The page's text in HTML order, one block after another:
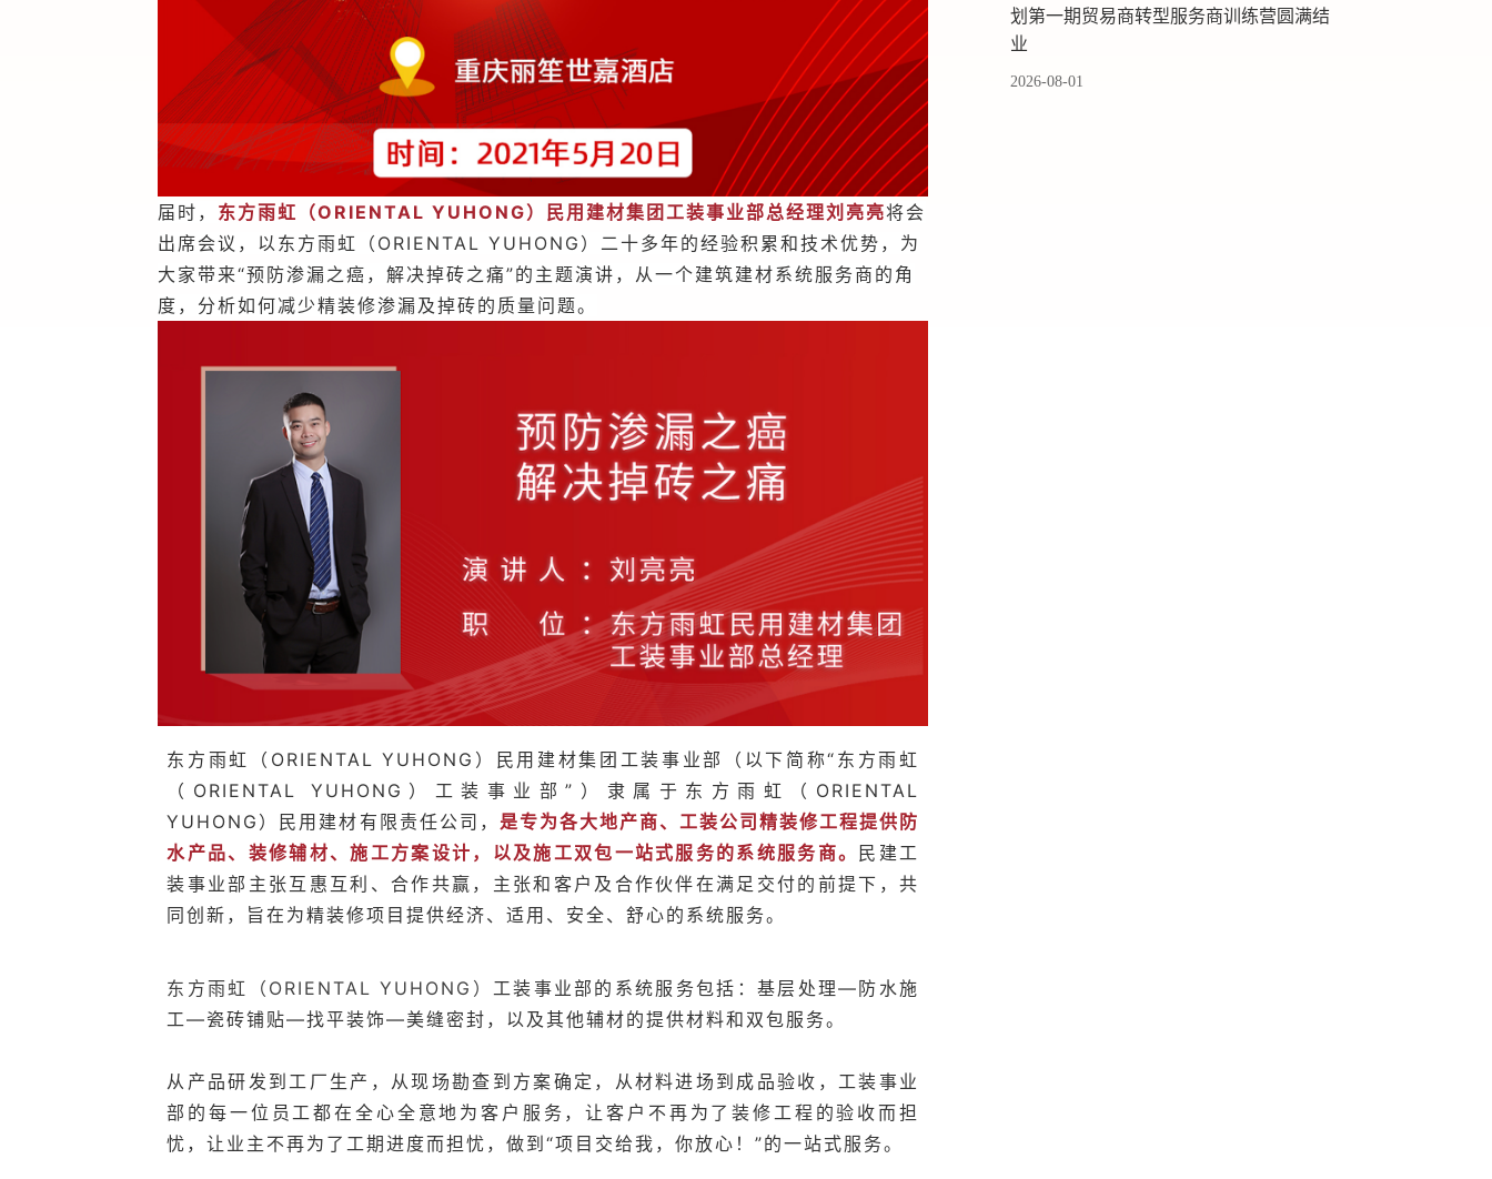
届时， 东方雨虹（ORIENTAL YUHONG）民用建材集团工装事业部总经理刘亮亮将会
出席会议，以东方雨虹（ORIENTAL YUHONG）二十多年的经验积累和技术优势，为
大家带来“预防渗漏之癌，解决掉砖之痛”的主题演讲，从一个建筑建材系统服务商的角
度，分析如何减少精装修渗漏及掉砖的质量问题。
东方雨虹（ORIENTAL YUHONG）民用建材集团工装事业部（以下简称“东方雨虹
（ORIENTAL YUHONG）工装事业部”）隶属于东方雨虹（ORIENTAL
YUHONG）民用建材有限责任公司， 是专为各大地产商、工装公司精装修工程提供防
水产品、装修辅材、施工方案设计，以及施工双包一站式服务的系统服务商。
民建工
装事业部主张互惠互利、合作共赢，主张和客户及合作伙伴在满足交付的前提下，共
同创新，旨在为精装修项目提供经济、适用、安全、舒心的系统服务。
东方雨虹（ORIENTALYUHONG ） 工装事业部的系统服务包括：基层处理—防水施
工—瓷砖铺贴—找平装饰—美缝密封，以及其他辅材的提供材料和双包服务。
从产品研发到工厂生产，从现场勘查到方案确定，从材料进场到成品验收，工装事业
部的每一位员工都在全心全意地为客户服务，让客户不再为了装修工程的验收而担
忧，让业主不再为了工期进度而担忧，做到“项目交给我，你放心！”的一站式服务。
划第一期贸易商转型服务商训练营圆满结
业
2026-08-01